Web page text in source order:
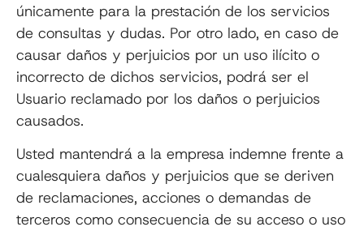
únicamente para la prestación de los servicios
de consultas y dudas. Por otro lado, en caso de
causar daños y perjuicios por un uso ilícito o
incorrecto de dichos servicios, podrá ser el
Usuario reclamado por los daños o perjuicios
causados.
Usted mantendrá a la empresa indemne frente a
cualesquiera daños y perjuicios que se deriven
de reclamaciones, acciones o demandas de
terceros como consecuencia de su acceso o uso